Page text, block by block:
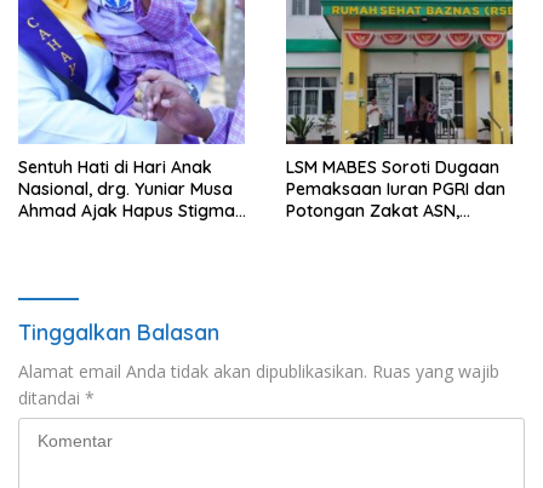
Sentuh Hati di Hari Anak
Nasional, drg. Yuniar Musa
Ahmad Ajak Hapus Stigma
LSM MABES Soroti Dugaan
Pemaksaan Iuran PGRI dan
Potongan Zakat ASN,
Tinggalkan Balasan
Alamat email Anda tidak akan dipublikasikan. Ruas yang wajib
ditandai *